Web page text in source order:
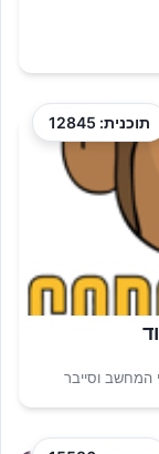
תוכנית: 12845
המחשב וסייבר